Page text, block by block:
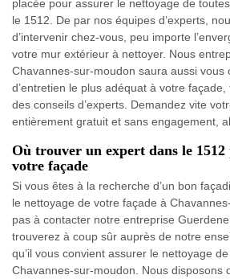
placée pour assurer le nettoyage de
le 1512. De par nos équipes d’experts,
d’intervenir chez-vous, peu importe
votre mur extérieur à nettoyer. Nous
Chavannes-sur-moudon saura aussi vous
d’entretien le plus adéquat à votre
des conseils d’experts. Demandez vite
entièrement gratuit et sans engagement,
Où trouver un expert dans le
votre façade
Si vous êtes à la recherche d’un bon
le nettoyage de votre façade à
pas à contacter notre entreprise
trouverez à coup sûr auprès de notre
qu’il vous convient assurer le nettoyage
Chavannes-sur-moudon. Nous disposons